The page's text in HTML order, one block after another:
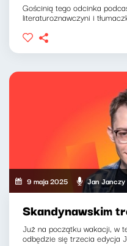
Gościnią tego odcinka
literaturoznawczyni i
9 maja 2025 Jan Janczy
Skandynawskim
Już na początku wakacji, w
odbędzie się trzecia edycja